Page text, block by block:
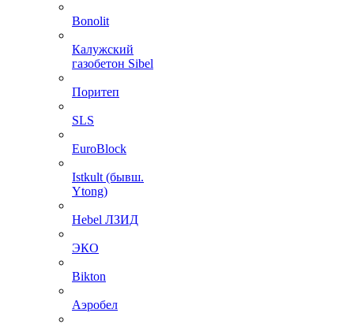
Bonolit
Калужский
газобетон Sibel
Поритеп
SLS
EuroBlock
Istkult (бывш.
Ytong)
Hebel ЛЗИД
ЭКО
Bikton
Аэробел